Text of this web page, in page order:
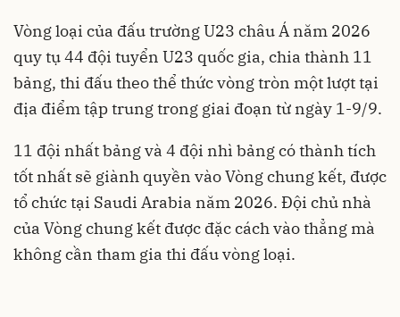
Vòng loại của đấu trường U23 châu Á năm 2026
quy tụ 44 đội tuyển U23 quốc gia, chia thành 11
bảng, thi đấu theo thể thức vòng tròn một lượt tại
địa điểm tập trung trong giai đoạn từ ngày 1-9/9.
11 đội nhất bảng và 4 đội nhì bảng có thành tích
tốt nhất sẽ giành quyền vào Vòng chung kết, được
tổ chức tại Saudi Arabia năm 2026. Đội chủ nhà
của Vòng chung kết được đặc cách vào thẳng mà
không cần tham gia thi đấu vòng loại.